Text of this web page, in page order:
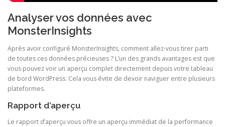
Analyser vos données avec
MonsterInsights
Après avoir configuré MonsterInsights, comment allez-vous tirer parti
de toutes ces données précieuses ? L’un des grands avantages est que
vous pouvez voir un aperçu complet directement depuis votre tableau
de bord WordPress. Cela vous évite de devoir naviguer entre plusieurs
plateformes.
Rapport d’aperçu
Le rapport d’aperçu vous offre un aperçu immédiat de la performance